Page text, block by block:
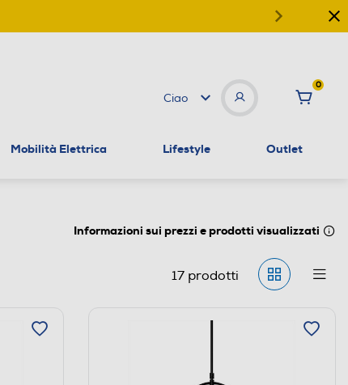
Ciao
0
Mobilità Elettrica Lifestyle Outlet
Informazioni sui prezzi e prodotti visualizzati
17prodotti